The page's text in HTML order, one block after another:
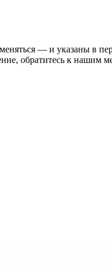
— и указаны в
обратитесь к нашим